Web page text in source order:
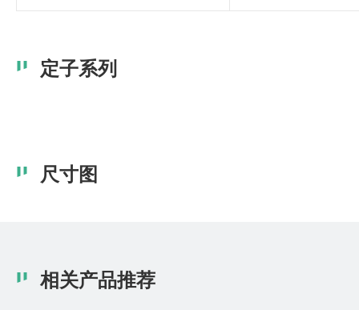
定子系列
尺寸图
相关产品推荐